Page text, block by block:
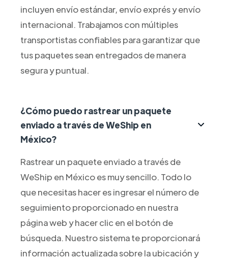
incluyen envío estándar, envío exprés y envío
internacional. Trabajamos con múltiples
transportistas confiables para garantizar que
tus paquetes sean entregados de manera
segura y puntual.
¿Cómo puedo rastrear un paquete
enviado a través de WeShip en
México?
Rastrear un paquete enviado a través de
WeShip en México es muy sencillo. Todo lo
que necesitas hacer es ingresar el número de
seguimiento proporcionado en nuestra
página web y hacer clic en el botón de
búsqueda. Nuestro sistema te proporcionará
información actualizada sobre la ubicación y